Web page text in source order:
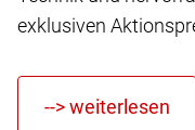
exklusiven